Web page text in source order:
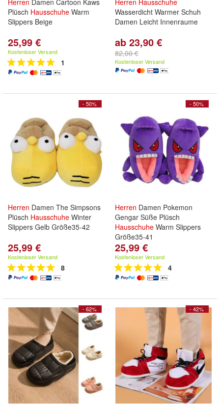
Herren Damen Cartoon Kaws
Plüsch Hausschuhe Warm
Slippers Beige
25,99 €
Kostenloser Versand
1
Herren Hausschuhe
Wasserdicht Warmer Schuh
Damen Leicht Innenraume
ab 23,90 €
82,00 €
Kostenloser Versand
- 50%
Herren Damen The Simpsons
Plüsch Hausschuhe Winter
Slippers Gelb Größe35-42
25,99 €
Kostenloser Versand
8
- 50%
Herren Damen Pokemon
Gengar Süße Plüsch
Hausschuhe Warm Slippers
Größe35-41
25,99 €
Kostenloser Versand
4
- 62% - 42%